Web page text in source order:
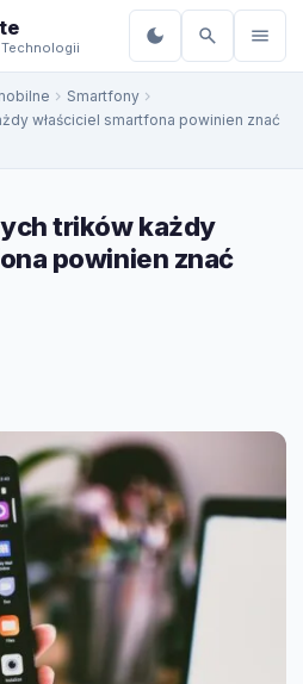
Smartfony
właściciel smartfona powinien znać
trików każdy
powinien znać